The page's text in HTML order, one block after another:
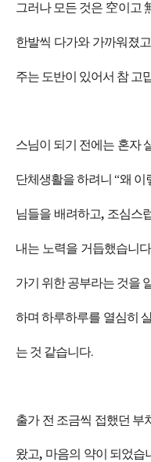
그러나 모든 것은 空이고
한발씩 다가와 가까워졌고
주는 도반이 있어서 참 고
스님이 되기 전에는 혼자
단체생활을 하려니 “왜 이
님들을 배려하고, 조심스
내는 노력을 거듭했습니다
가기 위한 공부라는 것을
하며 하루하루를 열심히
는 것 같습니다.
출가 전 조금씩 접했던 부
왔고, 마음의 약이 되었습